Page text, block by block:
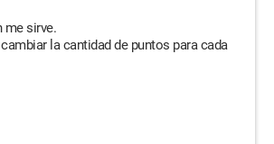
me sirve.
la cantidad de puntos para cada